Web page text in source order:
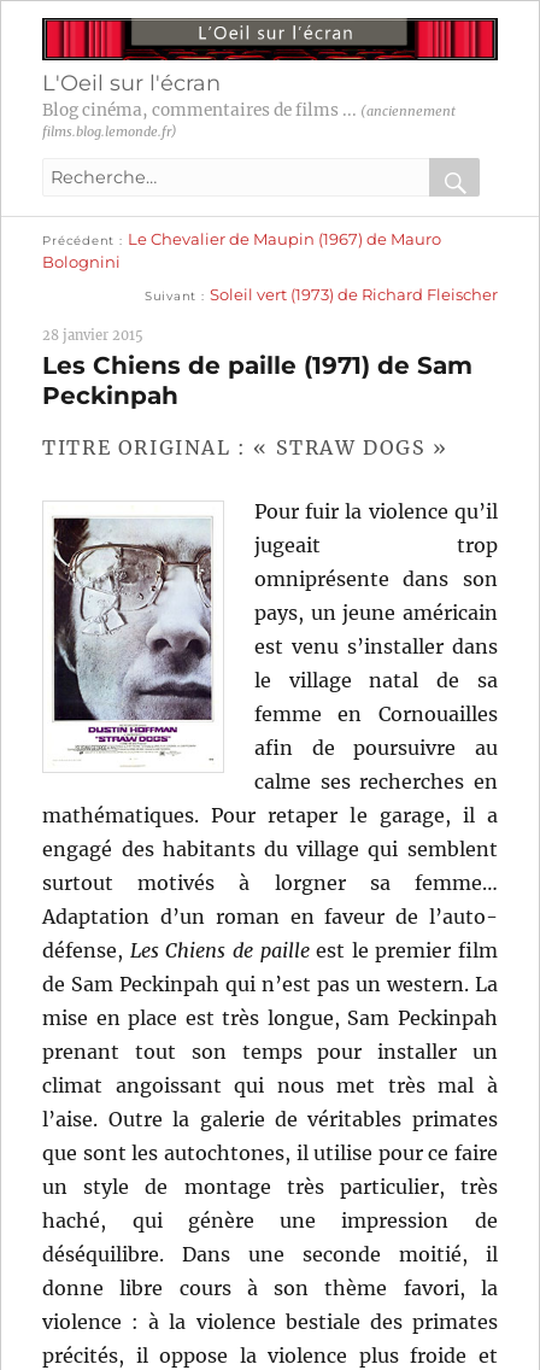
L'Oeil sur l'écran
Blog cinéma, commentaires de films ... (anciennement
films.blog.lemonde.fr)
Recherche
:
OK
Navigation
l’article
Précédent
précédente :
Le Chevalier de Maupin (1967) de Mauro
Bolognini
Suivant
suivante :
Soleil vert (1973) de Richard Fleischer
28 janvier 2015
Les Chiens de paille (1971) de Sam
Peckinpah
TITRE ORIGINAL : « STRAW DOGS »
Pour fuir la violence qu’il
jugeait trop
omniprésente dans son
pays, un jeune américain
est venu s’installer dans
le village natal de sa
femme en Cornouailles
afin de poursuivre au
calme ses recherches en
mathématiques. Pour retaper le garage, il a
engagé des habitants du village qui semblent
surtout motivés à lorgner sa femme…
Adaptation d’un roman en faveur de l’auto-
défense, Les Chiens de pailleest le premier film
de Sam Peckinpah qui n’est pas un western. La
mise en place est très longue, Sam Peckinpah
prenant tout son temps pour installer un
climat angoissant qui nous met très mal à
l’aise. Outre la galerie de véritables primates
que sont les autochtones, il utilise pour ce faire
un style de montage très particulier, très
haché, qui génère une impression de
déséquilibre. Dans une seconde moitié, il
donne libre cours à son thème favori, la
violence : à la violence bestiale des primates
précités, il oppose la violence plus froide et